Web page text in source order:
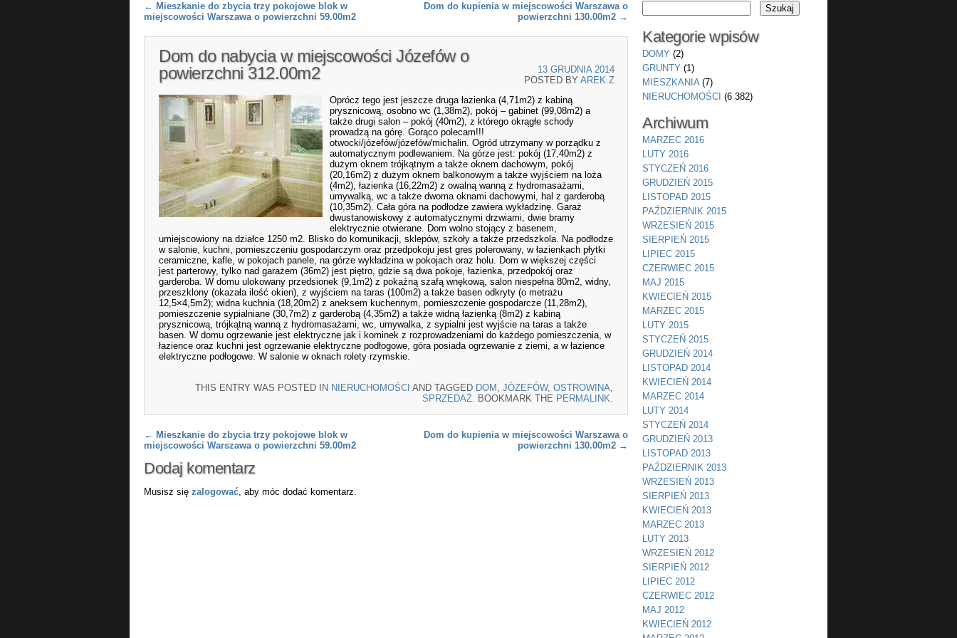
Post navigation
← Mieszkanie do zbycia trzy pokojowe blok w
miejscowości Warszawa o powierzchni 59.00m2
Dom do kupienia w miejscowości Warszawa o
powierzchni 130.00m2 →
Dom do nabycia w miejscowości Józefów o
powierzchni 312.00m2
13 GRUDNIA 2014
POSTED BY AREK.Z
Oprócz tego jest jeszcze druga łazienka (4,71m2) z kabiną
prysznicową, osobno wc (1,38m2), pokój – gabinet (99,08m2) a
także drugi salon – pokój (40m2), z którego okrągłe schody
prowadzą na górę. Gorąco polecam!!!
otwocki/józefów/józefów/michalin. Ogród utrzymany w porządku z
automatycznym podlewaniem. Na górze jest: pokój (17,40m2) z
dużym oknem trójkątnym a także oknem dachowym, pokój
(20,16m2) z dużym oknem balkonowym a także wyjściem na loża
(4m2), łazienka (16,22m2) z owalną wanną z hydromasażami,
umywalką, wc a także dwoma oknami dachowymi, hal z garderobą
(10,35m2). Cała góra na podłodze zawiera wykładzinę. Garaż
dwustanowiskowy z automatycznymi drzwiami, dwie bramy
elektrycznie otwierane. Dom wolno stojący z basenem,
umiejscowiony na działce 1250 m2. Blisko do komunikacji, sklepów, szkoły a także przedszkola. Na podłodze
w salonie, kuchni, pomieszczeniu gospodarczym oraz przedpokoju jest gres polerowany, w łazienkach płytki
ceramiczne, kafle, w pokojach panele, na górze wykładzina w pokojach oraz holu. Dom w większej części
jest parterowy, tylko nad garażem (36m2) jest piętro, gdzie są dwa pokoje, łazienka, przedpokój oraz
garderoba. W domu ulokowany przedsionek (9,1m2) z pokaźną szafą wnękową, salon niespełna 80m2, widny,
przeszklony (okazała ilość okien), z wyjściem na taras (100m2) a także basen odkryty (o metrażu
12,5×4,5m2); widna kuchnia (18,20m2) z aneksem kuchennym, pomieszczenie gospodarcze (11,28m2),
pomieszczenie sypialniane (30,7m2) z garderobą (4,35m2) a także widną łazienką (8m2) z kabiną
prysznicową, trójkątną wanną z hydromasażami, wc, umywalka, z sypialni jest wyjście na taras a także
basen. W domu ogrzewanie jest elektryczne jak i kominek z rozprowadzeniami do każdego pomieszczenia, w
łazience oraz kuchni jest ogrzewanie elektryczne podłogowe, góra posiada ogrzewanie z ziemi, a w łazience
elektryczne podłogowe. W salonie w oknach rolety rzymskie.
THIS ENTRY WAS POSTED IN NIERUCHOMOŚCI AND TAGGED DOM JÓZEFÓW, OSTROWINA
SPRZEDAŻ . BOOKMARK THE PERMALINK
Post navigation
← Mieszkanie do zbycia trzy pokojowe blok w
miejscowości Warszawa o powierzchni 59.00m2
Dom do kupienia w miejscowości Warszawa o
powierzchni 130.00m2 →
Dodaj komentarz
Musisz się zalogować, aby móc dodać komentarz.
Kategorie wpisów
DOMY (2)
GRUNTY (1)
MIESZKANIA(7)
NIERUCHOMOŚCI (6 382)
Archiwum
MARZEC 2016
LUTY 2016
STYCZEŃ 2016
GRUDZIEŃ 2015
LISTOPAD 2015
PAŹDZIERNIK 2015
WRZESIEŃ 2015
SIERPIEŃ 2015
LIPIEC 2015
CZERWIEC 2015
MAJ 2015
KWIECIEŃ 2015
MARZEC 2015
LUTY 2015
STYCZEŃ 2015
GRUDZIEŃ 2014
LISTOPAD 2014
KWIECIEŃ 2014
MARZEC 2014
LUTY 2014
STYCZEŃ 2014
GRUDZIEŃ 2013
LISTOPAD 2013
PAŹDZIERNIK 2013
WRZESIEŃ 2013
SIERPIEŃ 2013
KWIECIEŃ 2013
MARZEC 2013
LUTY 2013
WRZESIEŃ 2012
SIERPIEŃ 2012
LIPIEC 2012
CZERWIEC 2012
MAJ 2012
KWIECIEŃ 2012